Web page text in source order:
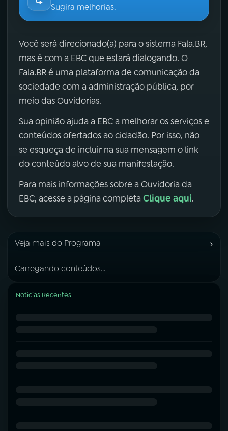
Sugira melhorias.
Você será direcionado(a) para o sistema Fala.BR,
mas é com a EBC que estará dialogando. O
Fala.BR é uma plataforma de comunicação da
sociedade com a administração pública, por
meio das Ouvidorias.
Sua opinião ajuda a EBC a melhorar os serviços e
conteúdos ofertados ao cidadão. Por isso, não
se esqueça de incluir na sua mensagem o link
do conteúdo alvo de sua manifestação.
Para mais informações sobre a Ouvidoria da
EBC, acesse a página completa Clique aqui.
Veja mais do Programa ›
Carregando conteúdos...
Notícias Recentes